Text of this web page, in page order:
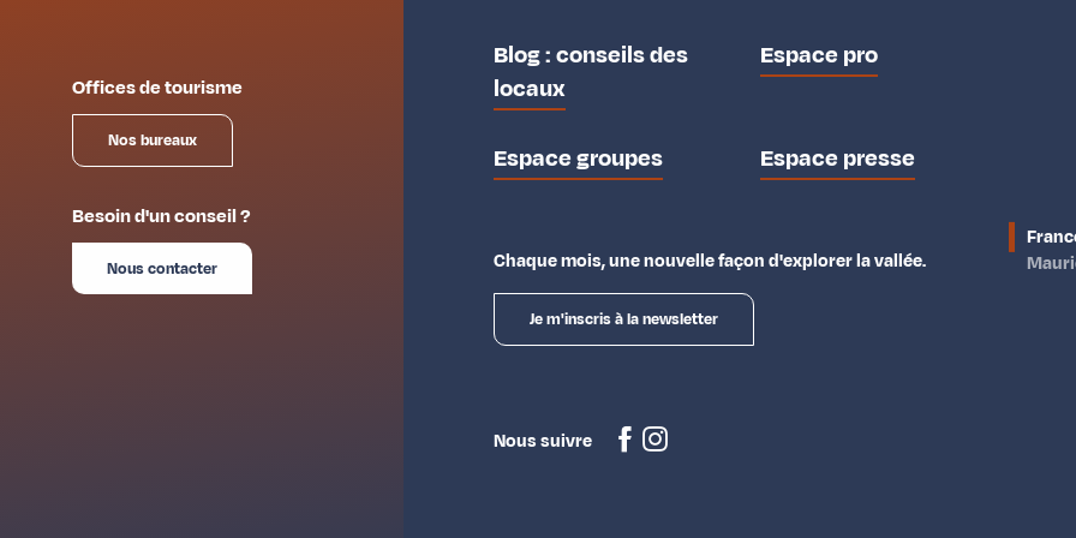
Offices de tourisme
Nos bureaux
Besoin d'un conseil ?
Nous contacter
Blog : conseils des
locaux
Espace pro
Espace groupes Espace presse
Chaque mois, une nouvelle façon d'explorer la vallée.
Je m'inscris à la newsletter
Nous suivre